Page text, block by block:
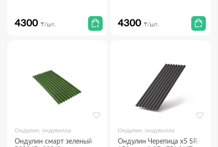
4300 ₸/шт. 4300 ₸/шт.
Ондулин, ондувилла
Ондулин смарт зеленый
Ондулин, ондувилла
Ондулин Черепица х5 SR-